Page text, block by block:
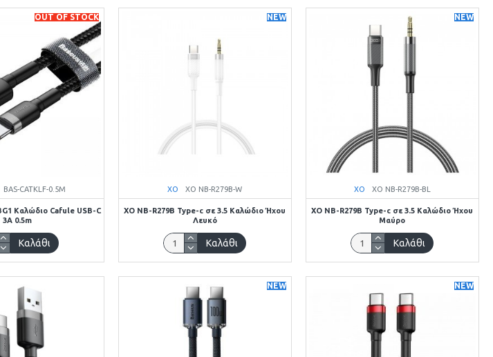
OUT OF STOCK
BAS-CATKLF-0.5M
Καλώδιο Cafule USB-C
3A 0.5m
Καλάθι
NEW
XO XO NB-R279B-W
XO NB-R279B Type-c σε 3.5 Καλώδιο Ήχου
Λευκό
Καλάθι
NEW
XO XO NB-R279B-BL
XO NB-R279B Type-c σε 3.5 Καλώδιο Ήχου
Μαύρο
Καλάθι
NEW NEW